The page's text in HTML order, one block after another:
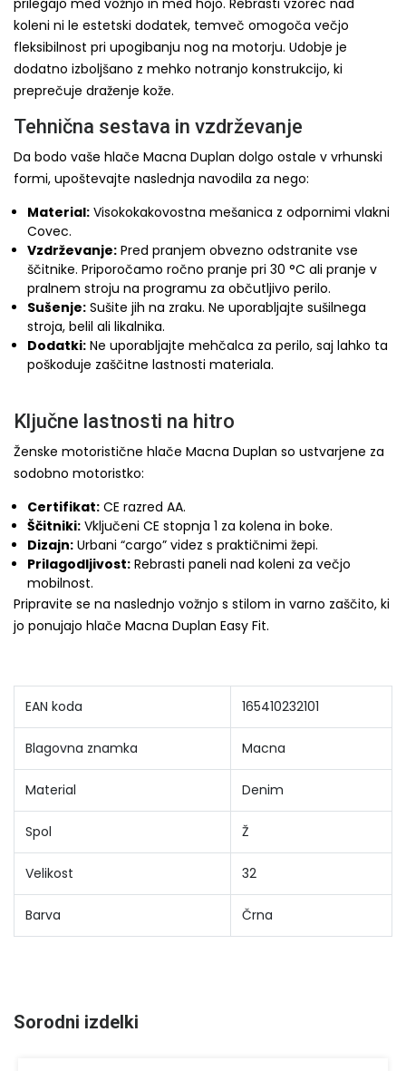
prilegajo med vožnjo in med hojo. Rebrasti vzorec nad
koleni ni le estetski dodatek, temveč omogoča večjo
fleksibilnost pri upogibanju nog na motorju. Udobje je
dodatno izboljšano z mehko notranjo konstrukcijo, ki
preprečuje draženje kože.
Tehnična sestava in vzdrževanje
Da bodo vaše hlače Macna Duplan dolgo ostale v vrhunski
formi, upoštevajte naslednja navodila za nego:
Material: Visokokakovostna mešanica z odpornimi vlakni
Covec.
Vzdrževanje: Pred pranjem obvezno odstranite vse
ščitnike. Priporočamo ročno pranje pri 30 °C ali pranje v
pralnem stroju na programu za občutljivo perilo.
Sušenje: Sušite jih na zraku. Ne uporabljajte sušilnega
stroja, belil ali likalnika.
Dodatki: Ne uporabljajte mehčalca za perilo, saj lahko ta
poškoduje zaščitne lastnosti materiala.
Ključne lastnosti na hitro
Ženske motoristične hlače Macna Duplan so ustvarjene za
sodobno motoristko:
Certifikat: CE razred AA.
Ščitniki: Vključeni CE stopnja 1 za kolena in boke.
Dizajn: Urbani “cargo” videz s praktičnimi žepi.
Prilagodljivost: Rebrasti paneli nad koleni za večjo
mobilnost.
Pripravite se na naslednjo vožnjo s stilom in varno zaščito, ki
jo ponujajo hlače Macna Duplan Easy Fit.
EAN koda 165410232101
Blagovna znamka Macna
Material Denim
Spol Ž
Velikost 32
Barva Črna
Sorodni izdelki